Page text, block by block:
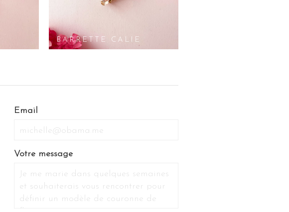
BARRETTE CALIE
If
are
a
ignore
this
field
Email
Votre message